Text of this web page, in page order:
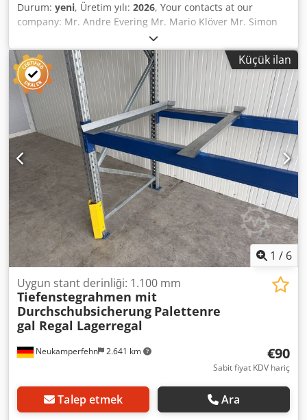
Durum: yeni, Üretim yılı: 2026, Your contacts at our
company: Mr. Andre Evering Mr. Mario Klöver Mr. Simon
Blank Included in the scope of delivery: 01x End uprights
extension, new Version: Universal Material color: RAL 1018
Zinc yellow Total height: 650 mm Usable height: 500 mm
Telescopic: 600 - 1,150 mm depth Frame profile
dimensions: 45 x 45 mm angle Hole pattern: 5 x 25 mm
Hole diameter: 30 x 10 mm Weight: 6.52 kg / piece Our
services at a glance: (Prices on request) - Assembly,
installation Please observe our general assembly
conditions. Crjdpfsdd Ewbjx Af Hof - Racking inspection
Rack inspection according to DIN EN 15635, carried out in
accordance with the requirements of BGR 234 visual
inspection for all racking systems. - Delivery with our own
fleet (Without unloading) Shipping costs on request!
Küçük ilan
1 / 6
Neukamperfehn 2.641 km
Uygun stant derinliği: 1.100 mm
Tiefenstegrahmen mit
Durchschubsicherung Palettenre
gal Regal Lagerregal
€90
Sabit fiyat KDV hariç
Talep etmek Ara